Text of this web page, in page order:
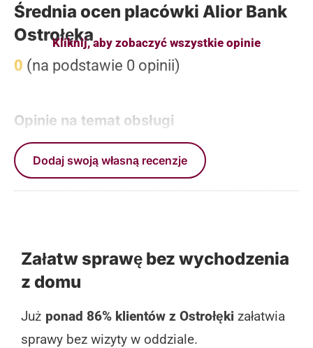
Średnia ocen placówki Alior Bank
Ostrołęka
0 (na podstawie 0 opinii)
Opinie na temat obsługi
Kliknij, aby zobaczyć wszystkie opinie
Dodaj swoją własną recenzje
Załatw sprawę bez wychodzenia
z domu
Już ponad 86% klientów z Ostrołęki załatwia
sprawy bez wizyty w oddziale.